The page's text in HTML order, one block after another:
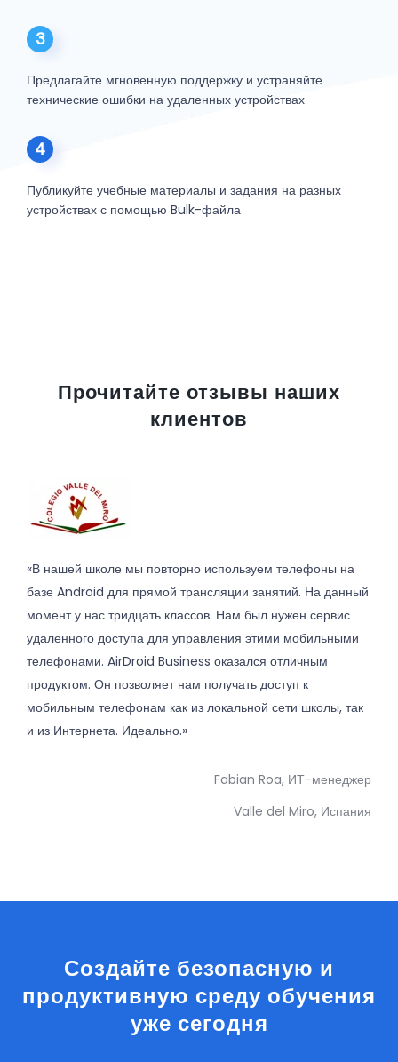
3
Предлагайте мгновенную поддержку и устраняйте
технические ошибки на удаленных устройствах
4
Публикуйте учебные материалы и задания на разных
устройствах с помощью Bulk-файла
Прочитайте отзывы наших
клиентов
«В нашей школе мы повторно используем телефоны на
базе Android для прямой трансляции занятий. На данный
момент у нас тридцать классов. Нам был нужен сервис
удаленного доступа для управления этими мобильными
телефонами. AirDroid Business оказался отличным
продуктом. Он позволяет нам получать доступ к
мобильным телефонам как из локальной сети школы, так
и из Интернета. Идеально.»
Fabian Roa, ИТ-менеджер
Valle del Miro, Испания
Создайте безопасную и
продуктивную среду обучения
уже сегодня